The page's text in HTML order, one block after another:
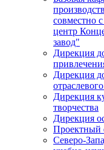
совместно
центр
завод"
Дирекция
Дирекция
Дирекция
творчества
Дирекция
Проектный
Северо-